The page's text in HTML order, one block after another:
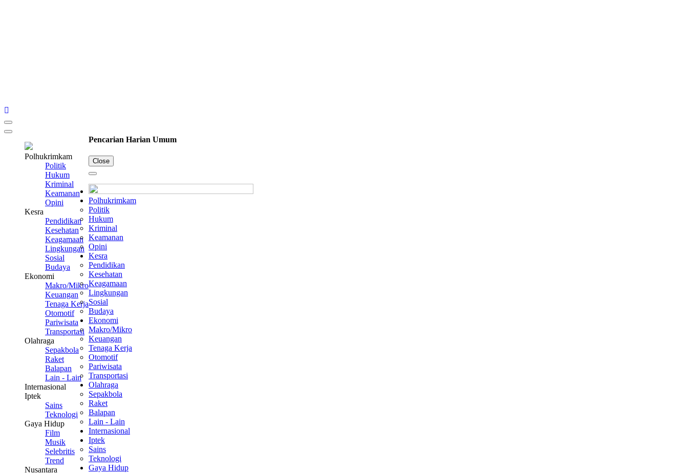
Polhukrimkam
Politik
Hukum
Kriminal
Keamanan
Opini
Kesra
Pendidikan
Kesehatan
Keagamaan
Lingkungan
Sosial
Budaya
Ekonomi
Makro/Mikro
Keuangan
Tenaga Kerja
Otomotif
Pariwisata
Transportasi
Olahraga
Sepakbola
Raket
Balapan
Lain - Lain
Internasional
Iptek
Sains
Teknologi
Gaya Hidup
Film
Musik
Selebritis
Trend
Nusantara
Pencarian Harian Umum
Close
Polhukrimkam
Politik
Hukum
Kriminal
Keamanan
Opini
Kesra
Pendidikan
Kesehatan
Keagamaan
Lingkungan
Sosial
Budaya
Ekonomi
Makro/Mikro
Keuangan
Tenaga Kerja
Otomotif
Pariwisata
Transportasi
Olahraga
Sepakbola
Raket
Balapan
Lain - Lain
Internasional
Iptek
Sains
Teknologi
Gaya Hidup